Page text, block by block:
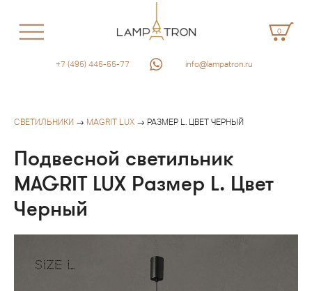
0
+7 (495) 445-55-77 info@lampatron.ru
СВЕТИЛЬНИКИ → MAGRIT LUX → РАЗМЕР L. ЦВЕТ ЧЕРНЫЙ
Подвесной светильник
MAGRIT LUX Размер L. Цвет
Черный